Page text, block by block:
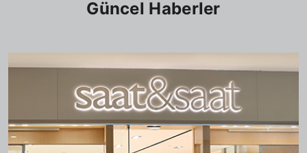
Güncel Haberler